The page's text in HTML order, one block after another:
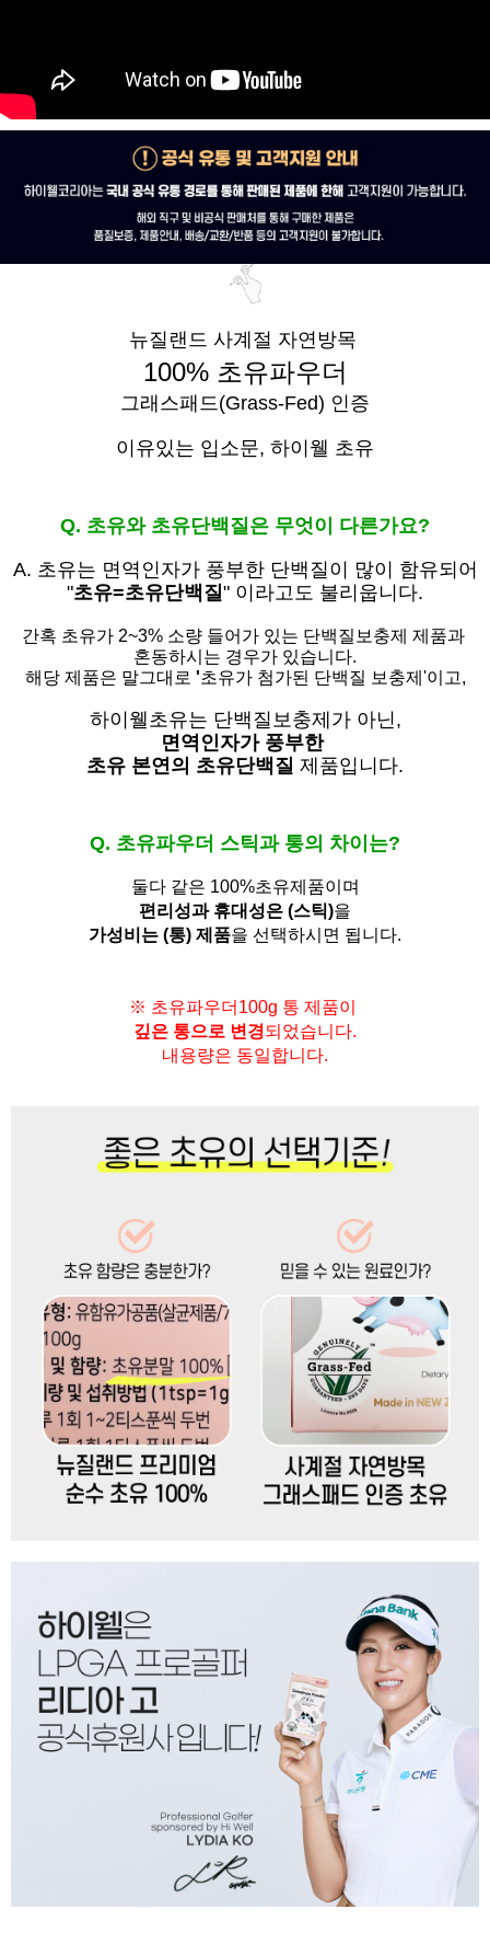
뉴질랜드 사계절 자연방목
100% 초유파우더
그래스패드(Grass-Fed) 인증
이유있는 입소문, 하이웰 초유
Q. 초유와 초유단백질은 무엇이 다른가요?
A. 초유는 면역인자가 풍부한 단백질이 많이 함유되어
"초유=초유단백질" 이라고도 불리웁니다.
간혹 초유가 2~3% 소량 들어가 있는 단백질보충제 제품과
혼동하시는 경우가 있습니다.
해당 제품은 말그대로 '초유가 첨가된 단백질 보충제'이고,
하이웰초유는 단백질보충제가 아닌,
면역인자가 풍부한
초유 본연의 초유단백질 제품입니다.
Q. 초유파우더 스틱과 통의 차이는?
둘다 같은 100%초유제품이며
편리성과 휴대성은 (스틱)을
가성비는 (통) 제품을 선택하시면 됩니다.
※ 초유파우더100g 통 제품이
깊은 통으로 변경되었습니다.
내용량은 동일합니다.